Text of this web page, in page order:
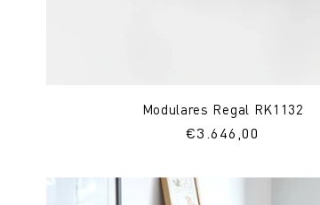
Modulares Regal RK1132
Normaler
€3.646,00